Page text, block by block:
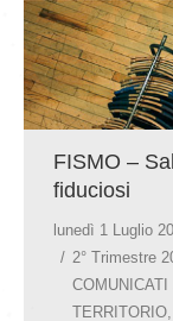
FISMO –
fiduciosi
lunedì 1 Luglio
2° Trimestre
COMUNICATI
TERRITORIO,